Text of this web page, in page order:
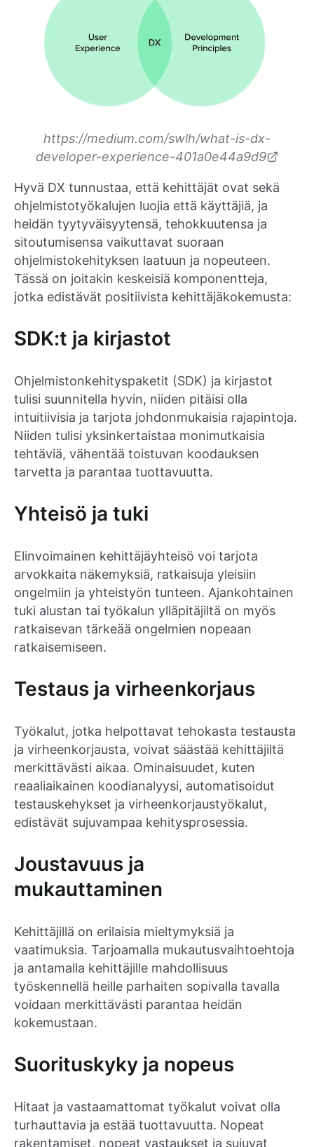
https://medium.com/swlh/what-is-dx-
developer-experience-401a0e44a9d9
Hyvä DX tunnustaa, että kehittäjät ovat sekä
ohjelmistotyökalujen luojia että käyttäjiä, ja
heidän tyytyväisyytensä, tehokkuutensa ja
sitoutumisensa vaikuttavat suoraan
ohjelmistokehityksen laatuun ja nopeuteen.
Tässä on joitakin keskeisiä komponentteja,
jotka edistävät positiivista kehittäjäkokemusta:
SDK:t ja kirjastot
Ohjelmistonkehityspaketit (SDK) ja kirjastot
tulisi suunnitella hyvin, niiden pitäisi olla
intuitiivisia ja tarjota johdonmukaisia rajapintoja.
Niiden tulisi yksinkertaistaa monimutkaisia
tehtäviä, vähentää toistuvan koodauksen
tarvetta ja parantaa tuottavuutta.
Yhteisö ja tuki
Elinvoimainen kehittäjäyhteisö voi tarjota
arvokkaita näkemyksiä, ratkaisuja yleisiin
ongelmiin ja yhteistyön tunteen. Ajankohtainen
tuki alustan tai työkalun ylläpitäjiltä on myös
ratkaisevan tärkeää ongelmien nopeaan
ratkaisemiseen.
Testaus ja virheenkorjaus
Työkalut, jotka helpottavat tehokasta testausta
ja virheenkorjausta, voivat säästää kehittäjiltä
merkittävästi aikaa. Ominaisuudet, kuten
reaaliaikainen koodianalyysi, automatisoidut
testauskehykset ja virheenkorjaustyökalut,
edistävät sujuvampaa kehitysprosessia.
Joustavuus ja
mukauttaminen
Kehittäjillä on erilaisia mieltymyksiä ja
vaatimuksia. Tarjoamalla mukautusvaihtoehtoja
ja antamalla kehittäjille mahdollisuus
työskennellä heille parhaiten sopivalla tavalla
voidaan merkittävästi parantaa heidän
kokemustaan.
Suorituskyky ja nopeus
Hitaat ja vastaamattomat työkalut voivat olla
turhauttavia ja estää tuottavuutta. Nopeat
rakentamiset, nopeat vastaukset ja sujuvat